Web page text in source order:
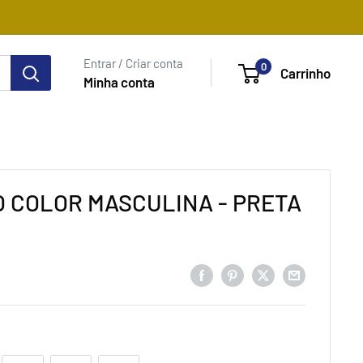
Entrar / Criar conta
Minha conta
0 Carrinho
COLOR MASCULINA - PRETA